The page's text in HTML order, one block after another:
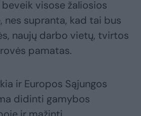
visose žaliosios
nes supranta, kad tai bus
naujų darbo vietų, tvirtos
pamatas.
ir Europos Sąjungos
didinti gamybos